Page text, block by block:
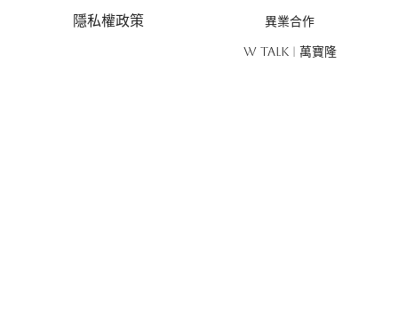
隱私權政策
異業合作
W TALK | 萬寶隆